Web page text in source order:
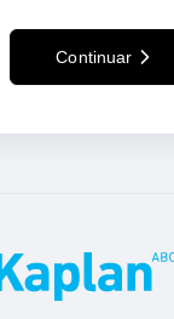
Continuar